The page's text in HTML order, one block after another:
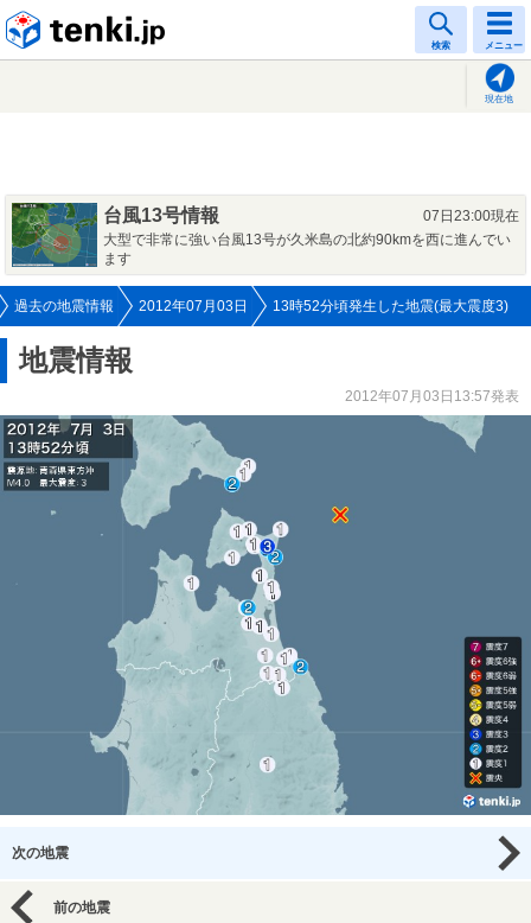
検索 メニュー
現在地
台風13号情報
07日23:00現在
大型で非常に強い台風13号が久米島の北約90kmを西に進んでい
ます
過去の地震情報 2012年07月03日 13時52分頃発生した地震(最大震度3)
地震情報
2012年07月03日13:57発表
次の地震
前の地震